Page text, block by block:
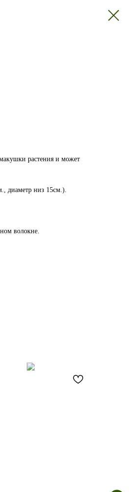
растения и может
диаметр низ 15см.).
волокне.